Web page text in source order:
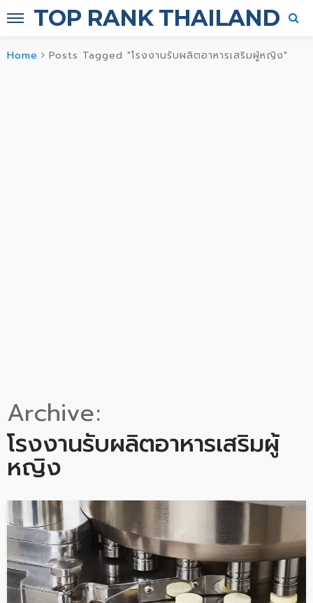
TOP RANK THAILAND
Home Posts Tagged "โรงงานรับผลิตอาหารเสริมผู้หญิง"
Archive
โรงงานรับผลิตอาหารเสริมผู้
หญิง